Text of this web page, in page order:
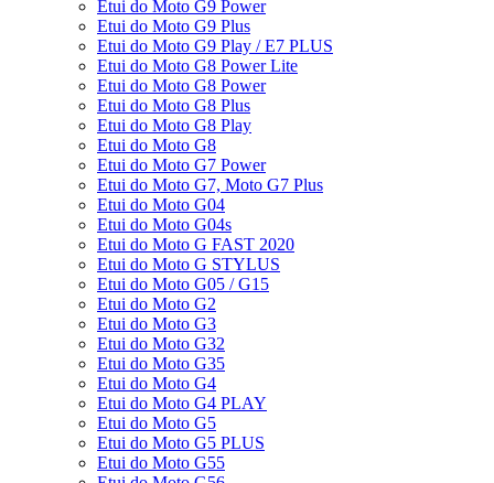
Etui do Moto G9 Power
Etui do Moto G9 Plus
Etui do Moto G9 Play / E7 PLUS
Etui do Moto G8 Power Lite
Etui do Moto G8 Power
Etui do Moto G8 Plus
Etui do Moto G8 Play
Etui do Moto G8
Etui do Moto G7 Power
Etui do Moto G7, Moto G7 Plus
Etui do Moto G04
Etui do Moto G04s
Etui do Moto G FAST 2020
Etui do Moto G STYLUS
Etui do Moto G05 / G15
Etui do Moto G2
Etui do Moto G3
Etui do Moto G32
Etui do Moto G35
Etui do Moto G4
Etui do Moto G4 PLAY
Etui do Moto G5
Etui do Moto G5 PLUS
Etui do Moto G55